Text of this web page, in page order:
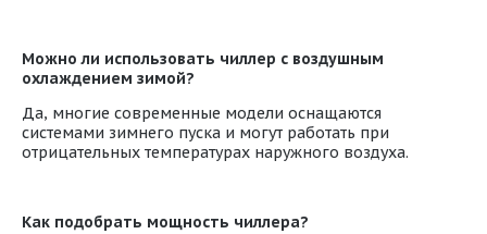
Можно ли использовать чиллер с воздушным
охлаждением зимой?
Да, многие современные модели оснащаются
системами зимнего пуска и могут работать при
отрицательных температурах наружного воздуха.
Как подобрать мощность чиллера?